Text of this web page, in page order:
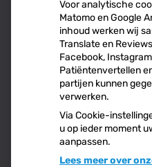
Tanden bleken? Laat
Gezond tandvlees: de
Naar de tandarts in het
(Mond)zorgkosten
aftrekbaar zijn
Voor analytische
Matomo en Google
inhoud werken wij
Translate en
Facebook,
Patiëntenvertellen
partijen kunnen
verwerken.
Via Cookie-
u op ieder moment
aanpassen.
Lees meer over